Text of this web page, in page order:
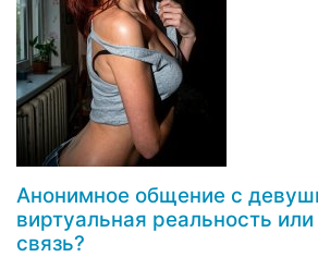
Анонимное общение с
виртуальная реальность
связь?